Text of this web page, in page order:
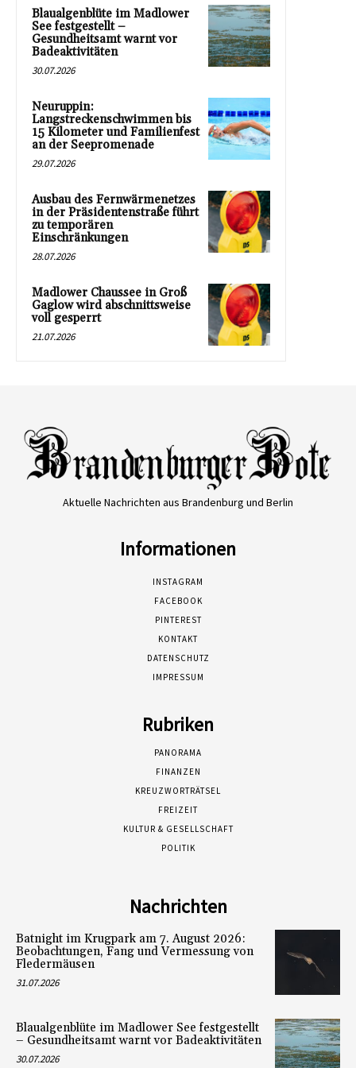
Blaualgenblüte im Madlower
See festgestellt –
Gesundheitsamt warnt vor
Badeaktivitäten
30.07.2026
Neuruppin:
Langstreckenschwimmen bis
15 Kilometer und Familienfest
an der Seepromenade
29.07.2026
Ausbau des Fernwärmenetzes
in der Präsidentenstraße führt
zu temporären
Einschränkungen
28.07.2026
Madlower Chaussee in Groß
Gaglow wird abschnittsweise
voll gesperrt
21.07.2026
Aktuelle Nachrichten aus Brandenburg und Berlin
Informationen
INSTAGRAM
FACEBOOK
PINTEREST
KONTAKT
DATENSCHUTZ
IMPRESSUM
Rubriken
PANORAMA
FINANZEN
KREUZWORTRÄTSEL
FREIZEIT
KULTUR & GESELLSCHAFT
POLITIK
Nachrichten
Batnight im Krugpark am 7. August 2026:
Beobachtungen, Fang und Vermessung von
Fledermäusen
31.07.2026
Blaualgenblüte im Madlower See festgestellt
– Gesundheitsamt warnt vor Badeaktivitäten
30.07.2026